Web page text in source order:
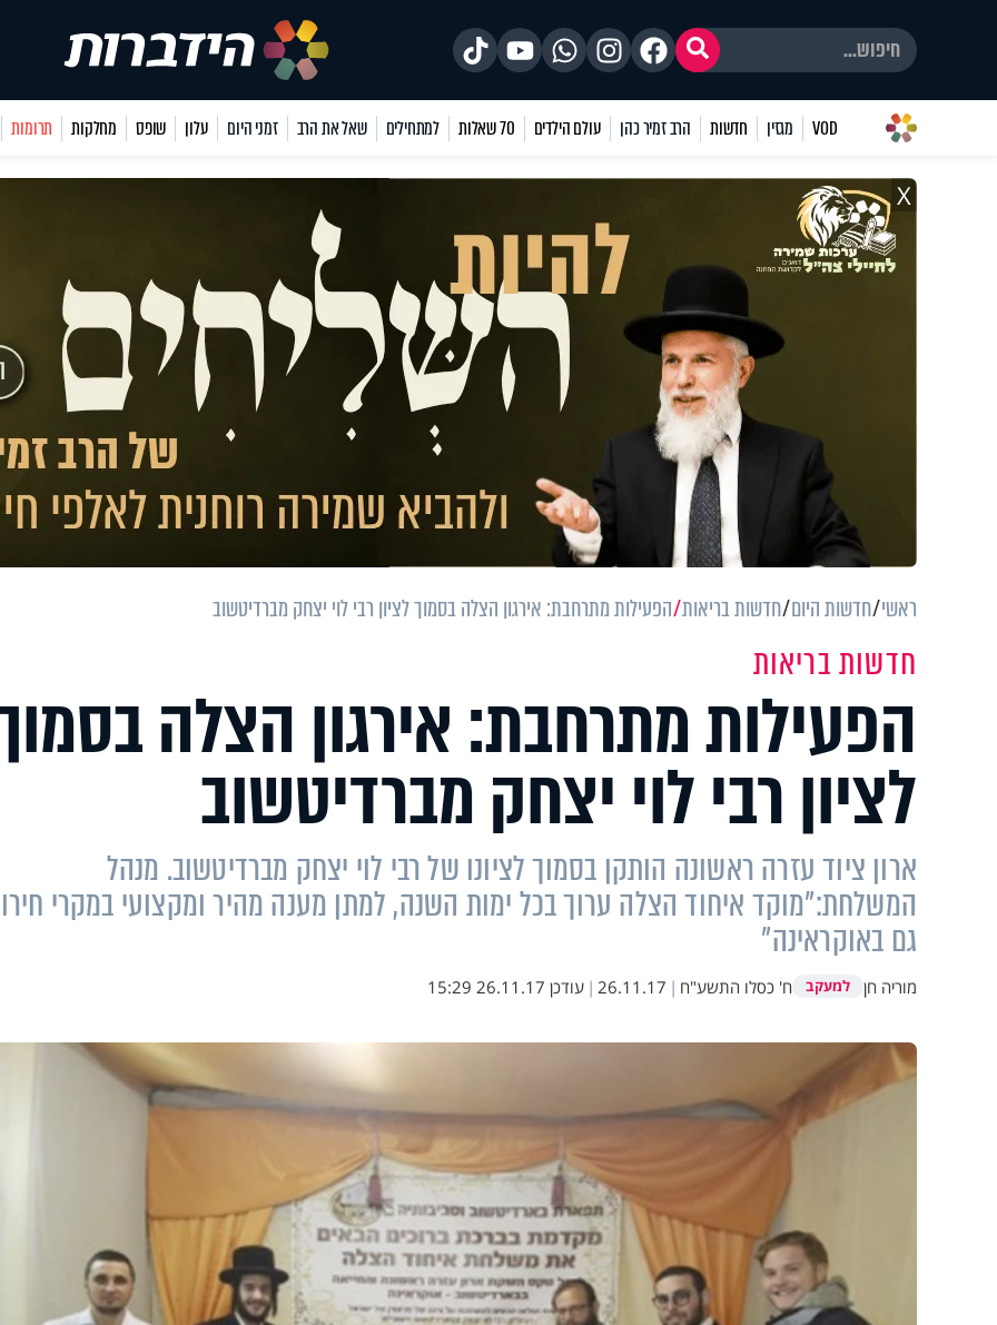
VOD מגזין חדשות הרב זמיר כהן עולם הילדים 70 שאלות למתחילים שאל את הרב זמני היום עלון שופס מחלקות תרומות
X
ראשי חדשות היום חדשות בריאות הפעילות מתרחבת: אירגון הצלה בסמוך לציון רבי לוי יצחק מברדיטשוב
חדשות בריאות
הפעילות מתרחבת: אירגון הצלה
לציון רבי לוי יצחק מברדיטשוב
ארון ציוד עזרה ראשונה הותקן בסמוך לציונו של רבי לוי יצחק מברדיטשוב. מנהל
המשלחת:"מוקד איחוד הצלה ערוך בכל ימות השנה, למתן מענה מהיר ומקצועי במקרי
גם באוקראינה"
מוריה חן למעקב ח' כסלו התשע"ח |
26.11.17
| עודכן 26.11.17 15:29